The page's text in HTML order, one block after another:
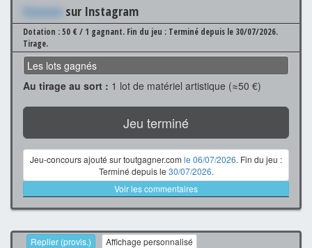
Xxxxxxx sur Instagram
Dotation : 50 € / 1 gagnant. Fin du jeu : Terminé depuis le 30/07/2026.
Tirage.
Les lots gagnés
Au tirage au sort : 1 lot de matériel artistique (≈50 €)
Jeu terminé
Jeu-concours ajouté sur toutgagner.com le 06/07/2026. Fin du jeu :
Terminé depuis le 30/07/2026.
Voir les commentaires
Replier (provis.) Affichage personnalisé